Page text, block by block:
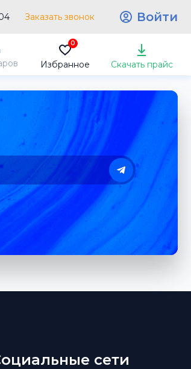
Заказать звонок Войти
0
Избранное Скачать прайс
сети